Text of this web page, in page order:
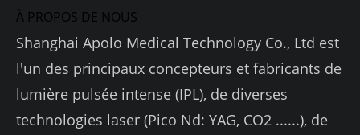
À PROPOS DE NOUS
Shanghai Apolo Medical Technology Co., Ltd est
l'un des principaux concepteurs et fabricants de
lumière pulsée intense (IPL), de diverses
technologies laser (Pico Nd: YAG, CO2 ......), de